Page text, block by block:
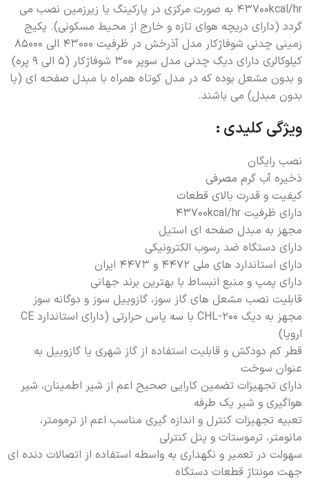
43700kcal/hr به صورت مرکزی در پارکینگ یا زیرزمین نصب می
گردد (دارای دریچه هوای تازه و خارج از محیط مسکونی). پکیج
زمینی چدنی شوفاژکار مدل آذرخش در ظرفیت 43000 الی 85000
کیلوکالری دارای دیگ چدنی مدل سوپر 300 شوفاژکار (5 الی 9 پره)
و بدون مشعل بوده که در مدل کوتاه همراه با مبدل صفحه ای (یا
بدون مبدل) می باشند.
ویژگی کلیدی :
نصب رایگان
ذخیره آب گرم مصرفی
کیفیت و قدرت بالای قطعات
دارای ظرفیت 43700kcal/hr
مجهز به مبدل صفحه ای استیل
دارای دستگاه ضد رسوب الکترونیکی
دارای استاندارد های ملی 4472 و 4473 ایران
دارای پمپ و منبع انبساط با بهترین برند جهانی
قابلیت نصب مشعل های گاز سوز، گازوییل سوز و دوگانه سوز
مجهز به دیگ CHL-200 با سه پاس حرارتی (دارای استاندارد CE
اروپا)
قطر کم دودکش و قابلیت استفاده از گاز شهری یا گازوییل به
عنوان سوخت
دارای تجهیزات تضمین کارایی صحیح اعم از شیر اطمینان، شیر
هواگیری و شیر یک طرفه
تعبیه تجهیزات کنترل و اندازه گیری مناسب اعم از ترمومتر،
مانومتر، ترموستات و پنل کنترلی
سهولت در تعمیر و نگهداری به واسطه استفاده از اتصالات دنده ای
جهت مونتاژ قطعات دستگاه